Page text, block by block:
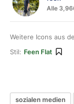
Alle
Weitere Icons aus
Stil: Feen Flat
sozialen medien